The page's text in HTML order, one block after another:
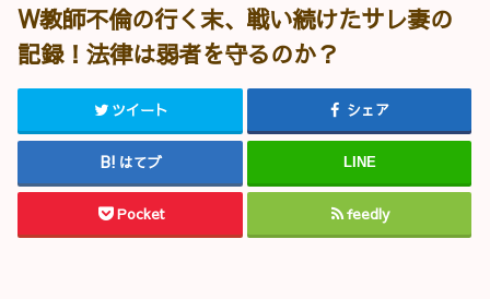
W教師不倫の行く末、戦い続けたサレ妻の
記録！法律は弱者を守るのか？
ツイート シェア
はてブ LINE
Pocket feedly